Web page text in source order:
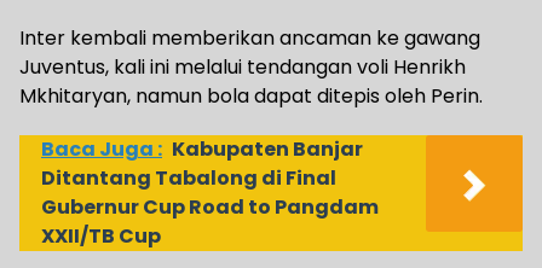
Inter kembali memberikan ancaman ke gawang
Juventus, kali ini melalui tendangan voli Henrikh
Mkhitaryan, namun bola dapat ditepis oleh Perin.
Baca Juga : Kabupaten Banjar
Ditantang Tabalong di Final
Gubernur Cup Road to Pangdam
XXII/TB Cup